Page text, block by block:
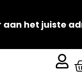
aan het juiste